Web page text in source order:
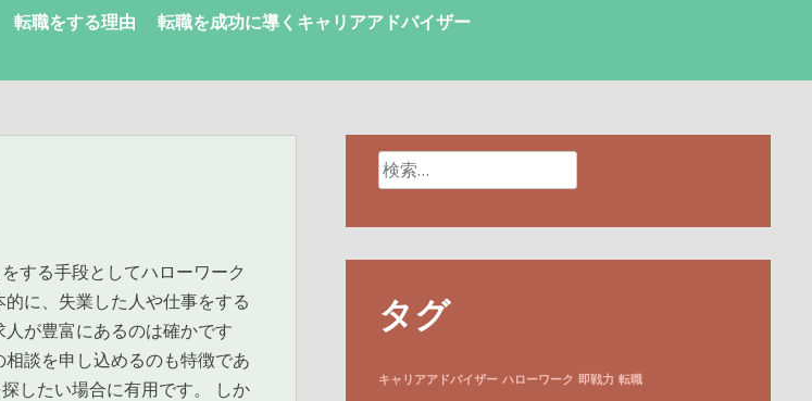
転職をする理由 転職を成功に導くキャリアアドバイザー
する手段としてハローワーク
に、失業した人や仕事をする
が豊富にあるのは確かです
談を申し込めるのも特徴であ
したい場合に有用です。 しか
検
索:
タグ
キャリアアドバイザー ハローワーク 即戦力 転職